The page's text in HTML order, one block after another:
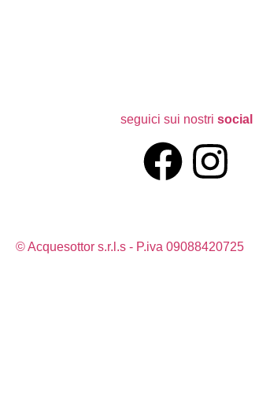
seguici sui nostrisocial
© Acquesottor s.r.l.s - P.iva 09088420725